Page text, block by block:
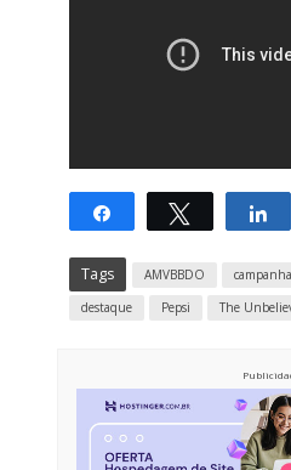
CompartilharTwittar
Tags AMVBBDO campanha
destaque
Pepsi The